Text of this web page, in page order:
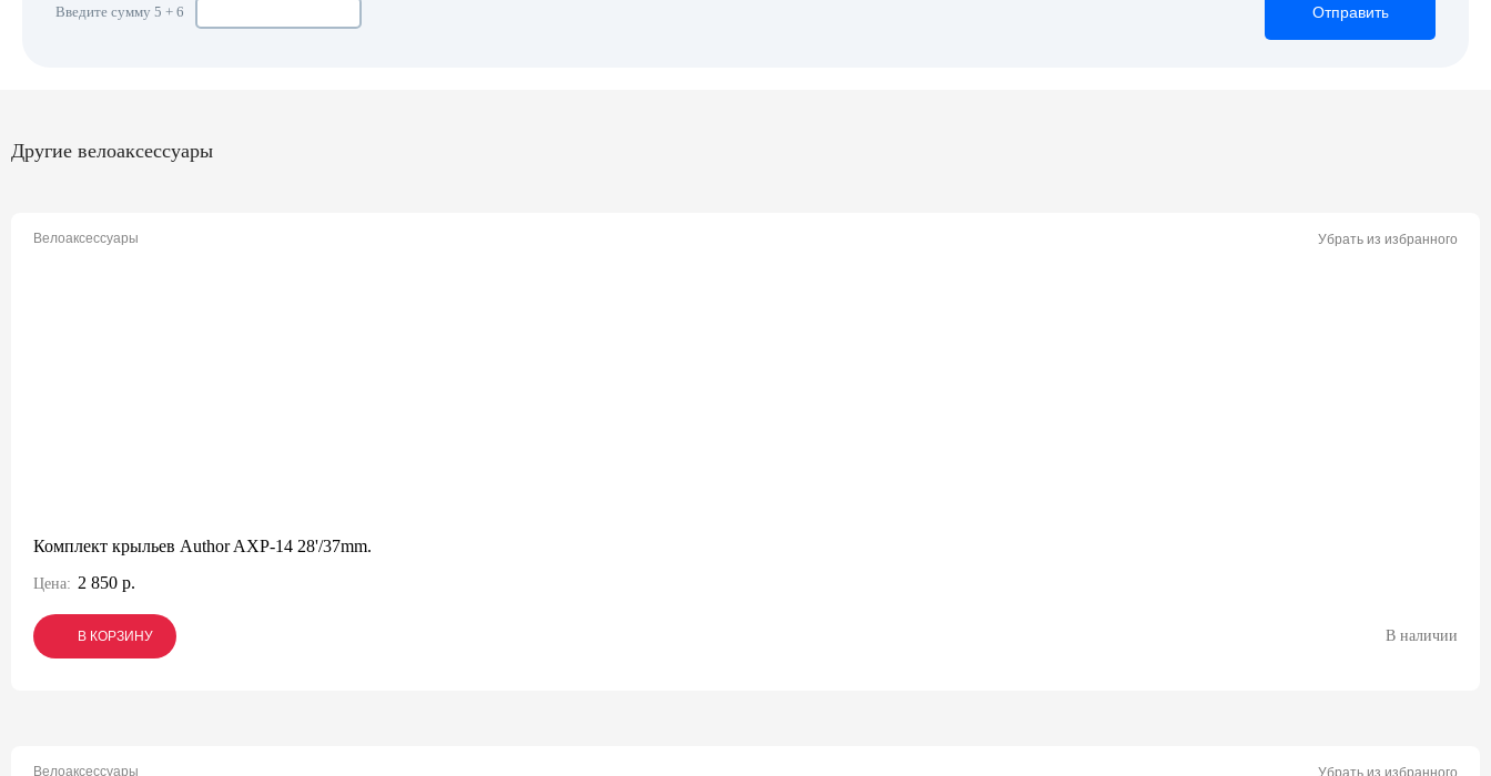
Введите сумму 5 + 6 Отправить
Отправить
Отправить
Другие велоаксессуары
Велоаксессуары Убрать из избранного
Комплект крыльев Author AXP-14 28'/37mm.
Цена: 2 850 р.
В КОРЗИНУ
В КОРЗИНУ
В КОРЗИНУ В наличии
Велоаксессуары Убрать из избранного